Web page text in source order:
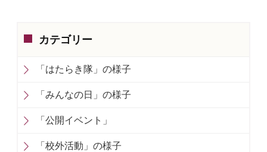
カテゴリー
「はたらき隊」の様子
「みんなの日」の様子
「公開イベント」
「校外活動」の様子